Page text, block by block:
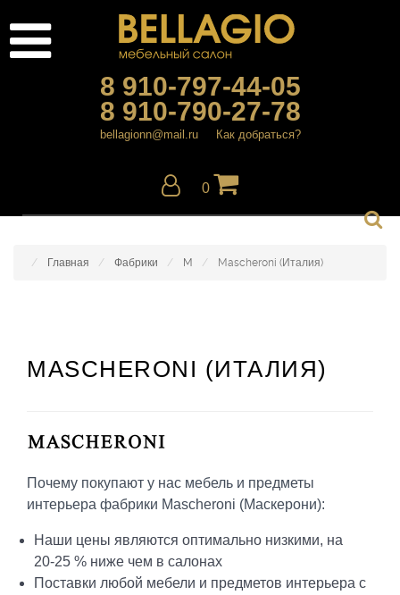
8 910-797-44-05
8 910-790-27-78
bellagionn@mail.ru Как добраться?
0
Главная Фабрики M Mascheroni (Италия)
MASCHERONI (ИТАЛИЯ)
Почему покупают у нас мебель и предметы
интерьера фабрики Mascheroni (Маскерони):
Наши цены являются оптимально низкими, на
20-25 % ниже чем в салонах
Поставки любой мебели и предметов интерьера с